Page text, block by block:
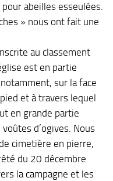
abeilles esseulées.
» nous ont fait une
au classement
est en partie
sur la face
et à travers lequel
en grande partie
d’ogives. Nous
cimetière en pierre,
du 20 décembre
la campagne et les